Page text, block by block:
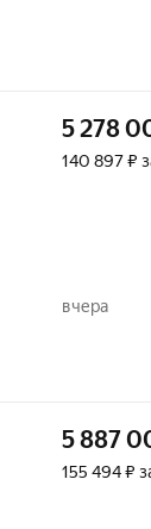
5 278
140 897 ₽
вчера
5 887
155 494 ₽